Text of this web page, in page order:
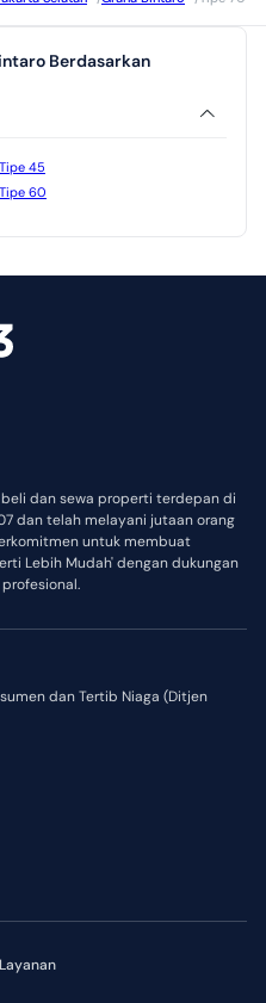
Berdasarkan
Tipe 45
Tipe 60
dan sewa properti terdepan di
dan telah melayani jutaan orang
untuk membuat
Lebih Mudah' dengan dukungan
dan Tertib Niaga (Ditjen
Layanan